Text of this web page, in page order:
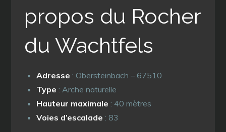
propos du Rocher
du Wachtfels
Adresse: Obersteinbach – 67510
Type: Arche naturelle
Hauteur maximale: 40 mètres
Voies d’escalade : 83